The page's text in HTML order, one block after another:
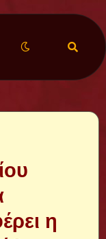
η